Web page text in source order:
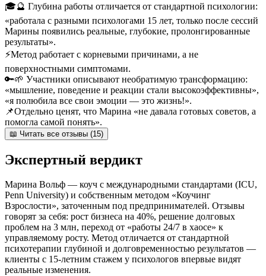
🎓🔮 Глубина работы отличается от стандартной психологии:
«работала с разными психологами 15 лет, только после сессий
Марины появились реальные, глубокие, пролонгированные
результаты».
⚡Метод работает с корневыми причинами, а не
поверхностными симптомами.
🔑🌱 Участники описывают необратимую трансформацию:
«мышление, поведение и реакции стали высокоэффективны»,
«я полюбила все свои эмоции — это жизнь!».
📌Отдельно ценят, что Марина «не давала готовых советов, а
помогла самой понять».
📖 Читать все отзывы (15)
Экспертный вердикт
Марина Вольф — коуч с международными стандартами (ICU,
Penn University) и собственным методом «Коучинг
Взрослости», заточенным под предпринимателей. Отзывы
говорят за себя: рост бизнеса на 40%, решение долговых
проблем на 3 млн, переход от «работы 24/7 в хаосе» к
управляемому росту. Метод отличается от стандартной
психотерапии глубиной и долговременностью результатов —
клиенты с 15-летним стажем у психологов впервые видят
реальные изменения.